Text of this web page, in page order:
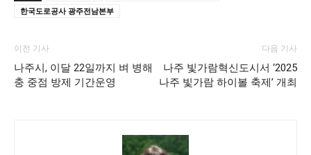
한국도로공사 광주전남본부
이전 기사
나주시, 이달 22일까지 벼 병해
충 중점 방제 기간운영
다음 기사
나주 빛가람혁신도시서 ‘2025
나주 빛가람 하이볼 축제’ 개최